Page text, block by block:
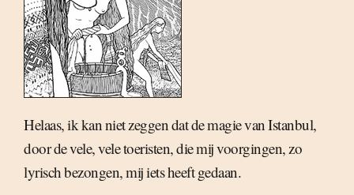
Helaas, ik kan niet zeggen dat de magie van Istanbul,
door de vele, vele toeristen, die mij voorgingen, zo
lyrisch bezongen, mij iets heeft gedaan.